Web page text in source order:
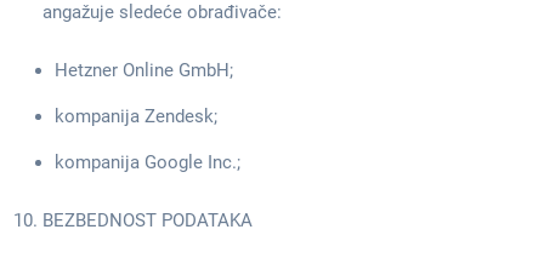
angažuje sledeće obrađivače:
Hetzner Online GmbH;
kompanija Zendesk;
kompanija Google Inc.;
BEZBEDNOST PODATAKA